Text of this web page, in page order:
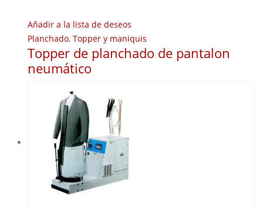
Añadir a la lista de deseos
Planchado, Topper y maniquis
Topper de planchado de pantalon
neumático